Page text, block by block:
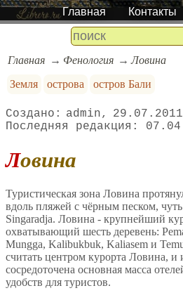
Главная Контакты
Главная Фенология
Ловина
Земля
острова остров Бали
admin
29.07.2011
Ловина
Туристическая зона Ловина
вдоль пляжей с чёрным песком, чуть
Singaradja. Ловина - крупнейший
охватывающий шесть деревень:
Mungga, Kalibukbuk, Kaliasem и
считать центром курорта Ловина, и
сосредоточена основная масса
удобств для туристов.